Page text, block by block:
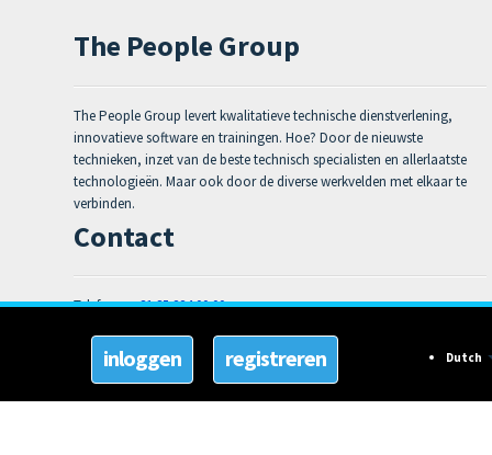
Dutch
The People Group
The People Group levert kwalitatieve technische dienstverlening,
innovatieve software en trainingen. Hoe? Door de nieuwste
technieken, inzet van de beste technisch specialisten en allerlaatste
technologieën. Maar ook door de diverse werkvelden met elkaar te
verbinden.
Contact
Telefoon:+31 85 224 00 00